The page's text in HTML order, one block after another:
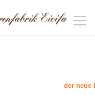
der neue